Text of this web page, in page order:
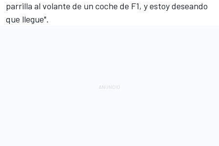
parrilla al volante de un coche de F1, y estoy deseando
que llegue".